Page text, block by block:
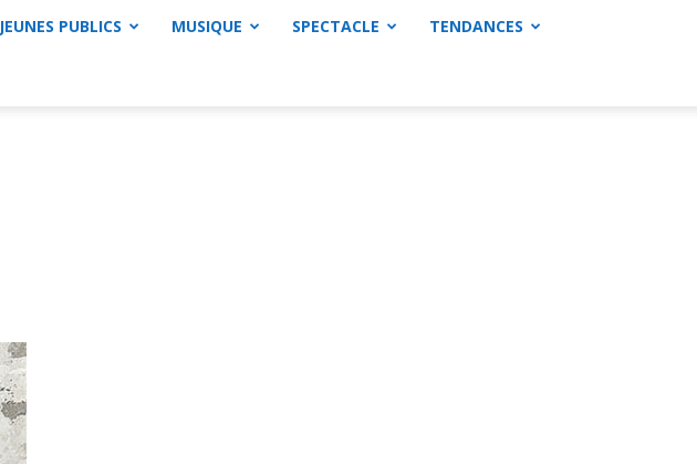
JEUNES PUBLICS MUSIQUE SPECTACLE TENDANCES